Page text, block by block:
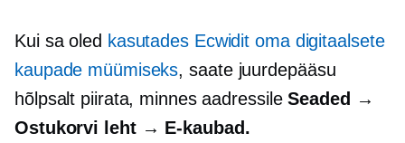
Kui sa oled kasutades Ecwidit oma digitaalsete
kaupade müümiseks, saate juurdepääsu
hõlpsalt piirata, minnes aadressileSeaded →
Ostukorvi leht → E-kaubad.